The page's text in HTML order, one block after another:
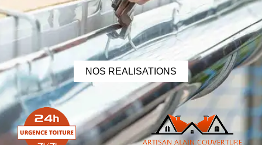
NOS REALISATIONS